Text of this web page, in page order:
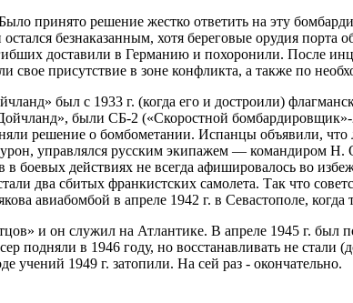
принято решение жестко ответить на эту
безнаказанным, хотя береговые орудия порта
доставили в Германию и похоронили. После
присутствие в зоне конфликта, а также по
был с 1933 г. (когда его и достроили)
были СБ-2 («Скоростной
решение о бомбометании. Испанцы объявили,
управлялся русским экипажем — командиром
боевых действиях не всегда афишировалось во
два сбитых франкистских самолета. Так что
авиабомбой в апреле 1942 г. в Севастополе, когда
и он служил на Атлантике. В апреле 1945 г. был
подняли в 1946 году, но восстанавливать не стали
учений 1949 г. затопили. На сей раз - окончательно.